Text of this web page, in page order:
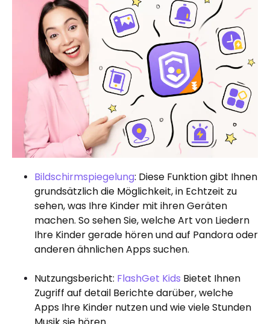
Bildschirmspiegelung: Diese Funktion gibt Ihnen
grundsätzlich die Möglichkeit, in Echtzeit zu
sehen, was Ihre Kinder mit ihren Geräten
machen. So sehen Sie, welche Art von Liedern
Ihre Kinder gerade hören und auf Pandora oder
anderen ähnlichen Apps suchen.
Nutzungsbericht: FlashGet Kids Bietet Ihnen
Zugriff auf detail Berichte darüber, welche
Apps Ihre Kinder nutzen und wie viele Stunden